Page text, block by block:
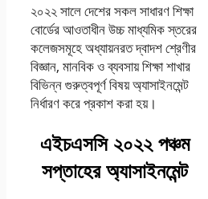
২০২২ সালে দেশের সকল সাধারণ শিক্ষা
বোর্ডের আওতাধীন উচ্চ মাধ্যমিক স্তরের
কলেজসমূহে অধ্যায়নরত দ্বাদশ শ্রেণীর
বিজ্ঞান, মানবিক ও ব্যবসায় শিক্ষা শাখার
বিভিন্ন গুরুত্বপূর্ণ বিষয় অ্যাসাইনমেন্ট
নির্ধারণ করে প্রকাশ করা হয়।
এইচএসসি ২০২২ পঞ্চম
সপ্তাহের অ্যাসাইনমেন্ট